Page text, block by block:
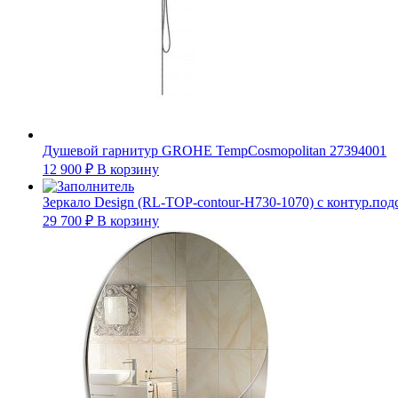
Душевой гарнитур GROHE TempCosmopolitan 27394001
12 900 ₽ В корзину
Зеркало Design (RL-TOP-contour-H730-1070) c
29 700 ₽ В корзину